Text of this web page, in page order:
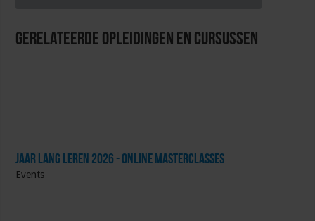
Gerelateerde Opleidingen en Cursussen
Jaar Lang Leren 2026 - online masterclasses
Events